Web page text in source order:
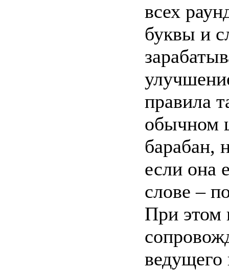
всех
буквы и
правила
обычном
барабан,
если она
слове –
При этом
ведущего